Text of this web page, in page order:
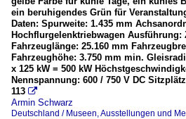
ein beruhigendes Grün für
Daten: Spurweite: 1.435 mm
Hochflurgelenktriebwagen Ausführung:
Fahrzeuglänge: 25.160 mm
Fahrzeughöhe: 3.750 mm min.
x 125 kW = 500 kW
Nennspannung: 600 / 750 V DC
113 
Armin Schwarz
Deutschland / Museen, Ausstellungen und